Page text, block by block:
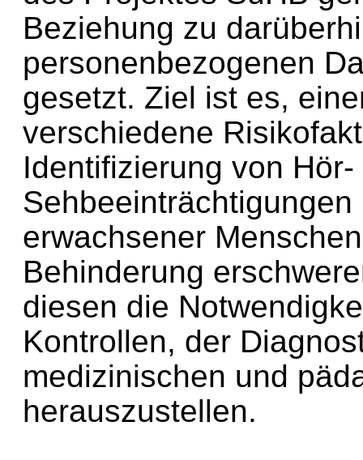
Beziehung zu
personenbezogenen
gesetzt. Ziel ist es,
verschiedene
Identifizierung von
erwachsener
Behinderung
diesen die
Kontrollen, der
medizinischen und
herauszustellen.